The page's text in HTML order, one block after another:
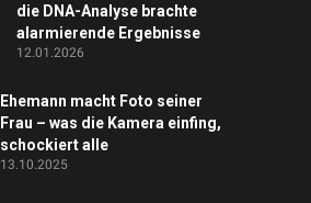
die DNA-Analyse brachte
alarmierende Ergebnisse
12.01.2026
Ehemann macht Foto seiner
Frau – was die Kamera einfing,
schockiert alle
13.10.2025